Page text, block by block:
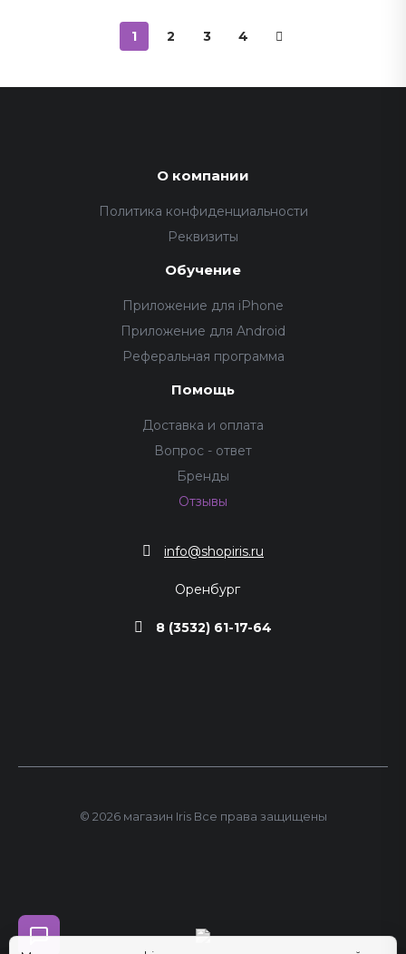
1 2 3 4
О компании
Политика конфиденциальности
Реквизиты
Обучение
Приложение для iPhone
Приложение для Android
Реферальная программа
Помощь
Доставка и оплата
Вопрос - ответ
Бренды
Отзывы
info@shopiris.ru
Оренбург
8 (3532) 61-17-64
© 2026 магазин Iris Все права защищены